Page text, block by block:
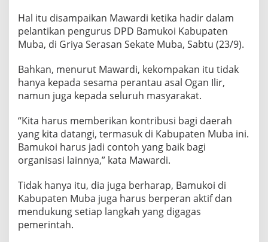
Hal itu disampaikan Mawardi ketika hadir dalam
pelantikan pengurus DPD Bamukoi Kabupaten
Muba, di Griya Serasan Sekate Muba, Sabtu (23/9).
Bahkan, menurut Mawardi, kekompakan itu tidak
hanya kepada sesama perantau asal Ogan Ilir,
namun juga kepada seluruh masyarakat.
“Kita harus memberikan kontribusi bagi daerah
yang kita datangi, termasuk di Kabupaten Muba ini.
Bamukoi harus jadi contoh yang baik bagi
organisasi lainnya,” kata Mawardi.
Tidak hanya itu, dia juga berharap, Bamukoi di
Kabupaten Muba juga harus berperan aktif dan
mendukung setiap langkah yang digagas
pemerintah.